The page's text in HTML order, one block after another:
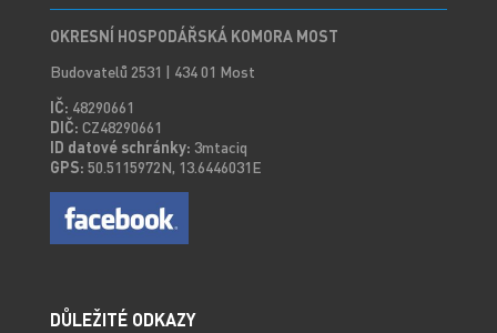
OKRESNÍ HOSPODÁŘSKÁ KOMORA MOST
Budovatelů 2531 | 434 01 Most
IČ: 48290661
DIČ: CZ48290661
ID datové schránky: 3mtaciq
GPS: 50.5115972N, 13.6446031E
DŮLEŽITÉ ODKAZY